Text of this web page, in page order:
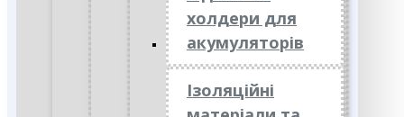
холдери для
акумуляторів
Ізоляційні